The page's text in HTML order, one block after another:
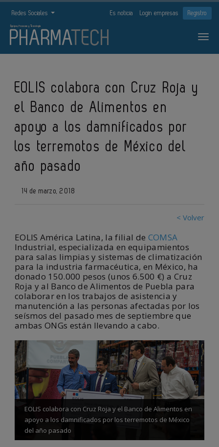
Redes Sociales Es noticia Login empresas Registro
EOLIS colabora con Cruz Roja y
el Banco de Alimentos en
apoyo a los damnificados por
los terremotos de México del
año pasado
14 de marzo, 2018
< Volver
EOLIS América Latina, la filial de COMSA
Industrial, especializada en equipamientos
para salas limpias y sistemas de climatización
para la industria farmacéutica, en México, ha
donado 150.000 pesos (unos 6.500 €) a Cruz
Roja y al Banco de Alimentos de Puebla para
colaborar en los trabajos de asistencia y
manutención a las personas afectadas por los
seísmos del pasado mes de septiembre que
ambas ONGs están llevando a cabo.
EOLIS colabora con Cruz Roja y el Banco de Alimentos en
apoyo a los damnificados por los terremotos de México
del año pasado